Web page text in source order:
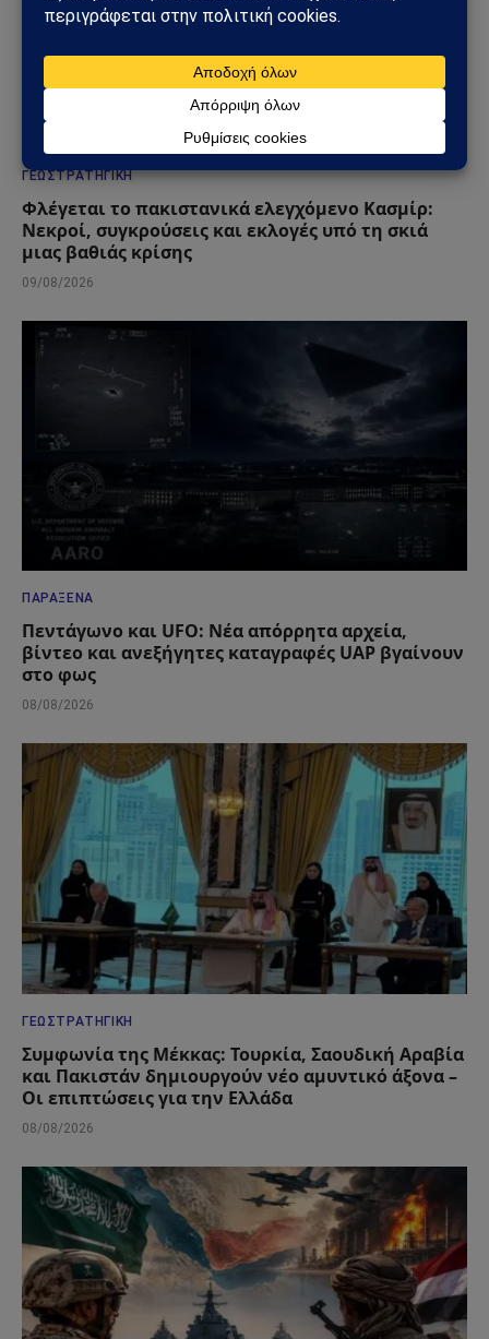
ΓΕΩΣΤΡΑΤΗΓΙΚΉ
Φλέγεται το πακιστανικά ελεγχόμενο Κασμίρ:
Νεκροί, συγκρούσεις και εκλογές υπό τη σκιά
μιας βαθιάς κρίσης
09/08/2026
ΠΑΡΆΞΕΝΑ
Πεντάγωνο και UFO: Νέα απόρρητα αρχεία,
βίντεο και ανεξήγητες καταγραφές UAP βγαίνουν
στο φως
08/08/2026
ΓΕΩΣΤΡΑΤΗΓΙΚΉ
Συμφωνία της Μέκκας: Τουρκία, Σαουδική Αραβία
και Πακιστάν δημιουργούν νέο αμυντικό άξονα –
Οι επιπτώσεις για την Ελλάδα
08/08/2026